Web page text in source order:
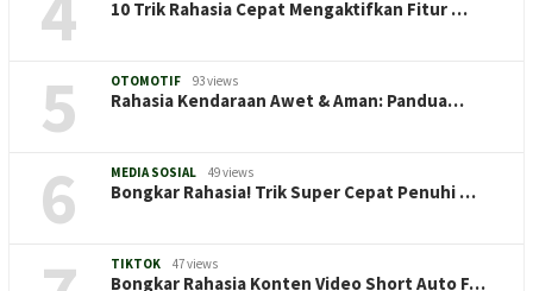
10 Trik Rahasia Cepat Mengaktifkan Fitur …
5 OTOMOTIF 93 views
Rahasia Kendaraan Awet & Aman: Pandua…
6 MEDIA SOSIAL 49 views
Bongkar Rahasia! Trik Super Cepat Penuhi …
TIKTOK 47 views
Bongkar Rahasia Konten Video Short Auto F…